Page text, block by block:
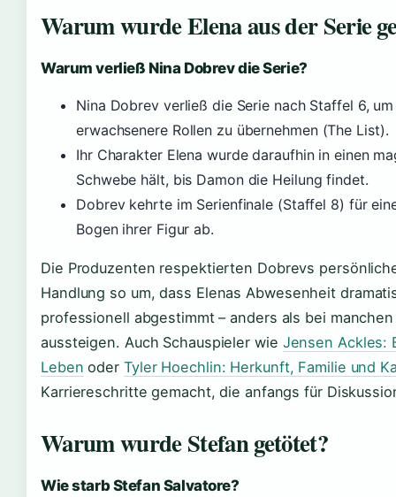
Warum wurde Elena aus der Serie
Warum verließ Nina Dobrev die Serie?
Nina Dobrev verließ die Serie nach Staffel 6,
erwachsenere Rollen zu übernehmen (The List).
Ihr Charakter Elena wurde daraufhin in einen
Schwebe hält, bis Damon die Heilung findet.
Dobrev kehrte im Serienfinale (Staffel 8) für
Bogen ihrer Figur ab.
Die Produzenten respektierten Dobrevs
Handlung so um, dass Elenas Abwesenheit
professionell abgestimmt – anders als bei
aussteigen. Auch Schauspieler wie Jensen Ackles:
Leben oder Tyler Hoechlin: Herkunft, Familie und
Karriereschritte gemacht, die anfangs für
Warum wurde Stefan getötet?
Wie starb Stefan Salvatore?